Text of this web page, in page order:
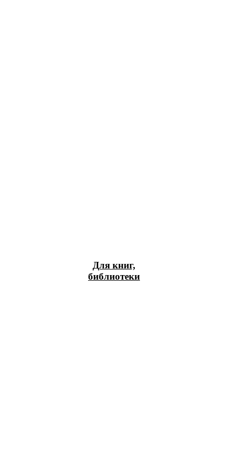
Для книг,
библиотеки